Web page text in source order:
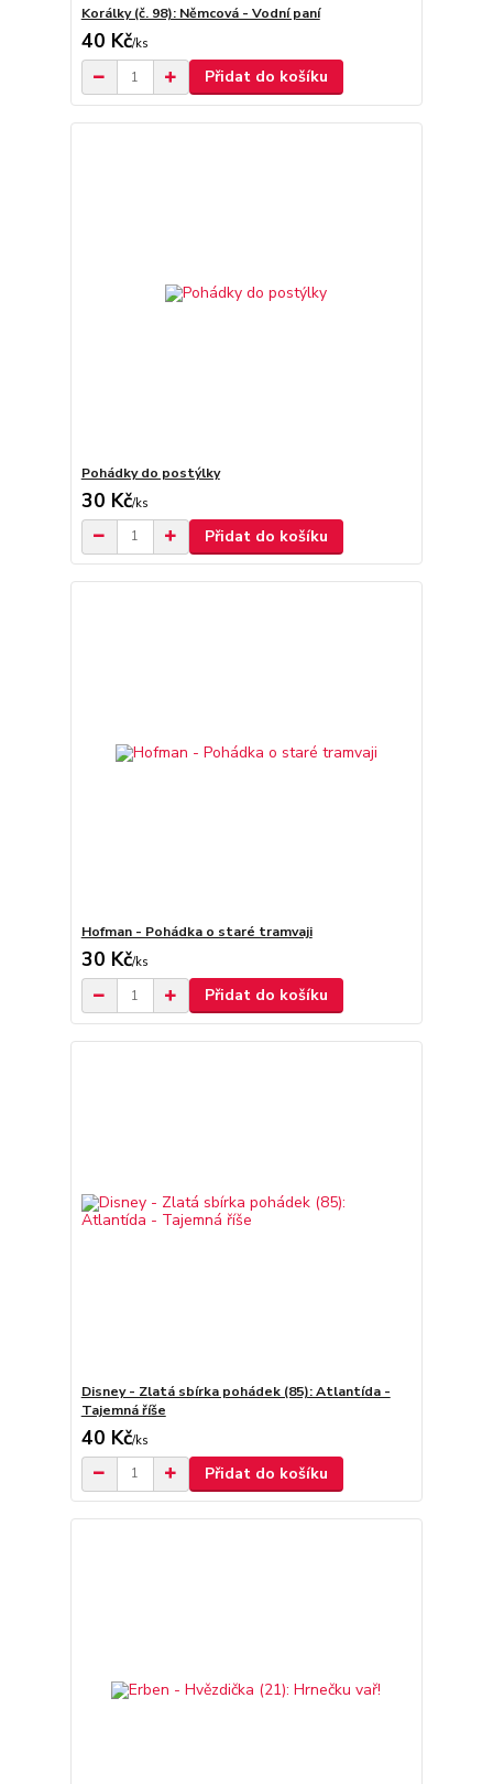
Korálky (č. 98): Němcová - Vodní paní
40 Kč/ks
Přidat do košíku
Pohádky do postýlky
30 Kč/ks
Přidat do košíku
Hofman - Pohádka o staré tramvaji
30 Kč/ks
Přidat do košíku
Disney - Zlatá sbírka pohádek (85): Atlantída -
Tajemná říše
40 Kč/ks
Přidat do košíku